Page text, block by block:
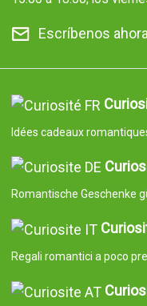
Escríbenos ahora
Idées cadeaux
Romantische Geschenke
Regali romantici a poco